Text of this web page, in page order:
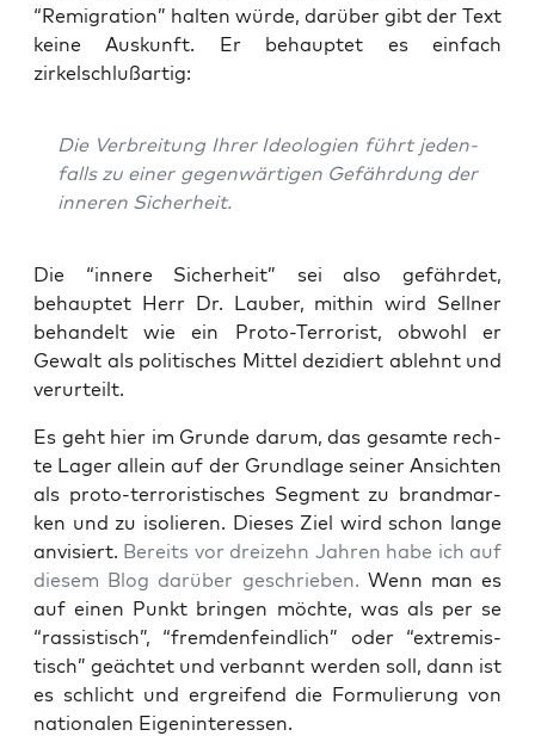
“Remi­gra­ti­on” hal­ten wür­de, dar­über gibt der Text
kei­ne Aus­kunft. Er behaup­tet es ein­fach
zirkelschlußartig:
Die Ver­brei­tung Ihrer Ideo­lo­gien führt jeden­
falls zu einer gegen­wär­ti­gen Gefähr­dung der
inne­ren Sicherheit.
Die “inne­re Sicher­heit” sei also gefähr­det,
behaup­tet Herr Dr. Lau­ber, mit­hin wird Sell­ner
behan­delt wie ein Pro­to-Ter­ro­rist, obwohl er
Gewalt als poli­ti­sches Mit­tel dezi­diert ablehnt und
verurteilt.
Es geht hier im Grun­de dar­um, das gesam­te rech­
te Lager allein auf der Grund­la­ge sei­ner Ansich­ten
als pro­to-ter­ro­ris­ti­sches Seg­ment zu brand­mar­
ken und zu iso­lie­ren. Die­ses Ziel wird schon lan­ge
anvi­siert. Bereits vor drei­zehn Jah­ren habe ich auf
die­sem Blog dar­über geschrie­ben. Wenn man es
auf einen Punkt brin­gen möch­te, was als per se
“ras­sis­tisch”, “frem­den­feind­lich” oder “extre­mis­
tisch” geäch­tet und ver­bannt wer­den soll, dann ist
es schlicht und ergrei­fend die For­mu­lie­rung von
natio­na­len Eigeninteressen.